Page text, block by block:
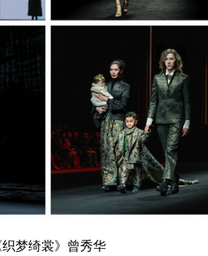
梦绮裳》曾秀华